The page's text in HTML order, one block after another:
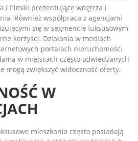
i filmiki prezentujące wnętrza i
Również współpraca z agencjami
się w segmencie luksusowym
korzyści. Działania w mediach
portalach nieruchomości
w miejscach często odwiedzanych
mogą zwiększyć widoczność oferty.
W
mieszkania często posiadają